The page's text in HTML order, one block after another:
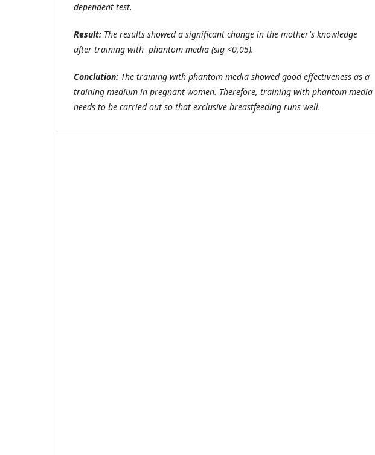
dependent test.
Result: The results showed a significant change in the mother's knowledge
after training with phantom media (sig <0,05).
Conclution: The training with phantom media showed good effectiveness as a
training medium in pregnant women. Therefore, training with phantom media
needs to be carried out so that exclusive breastfeeding runs well.